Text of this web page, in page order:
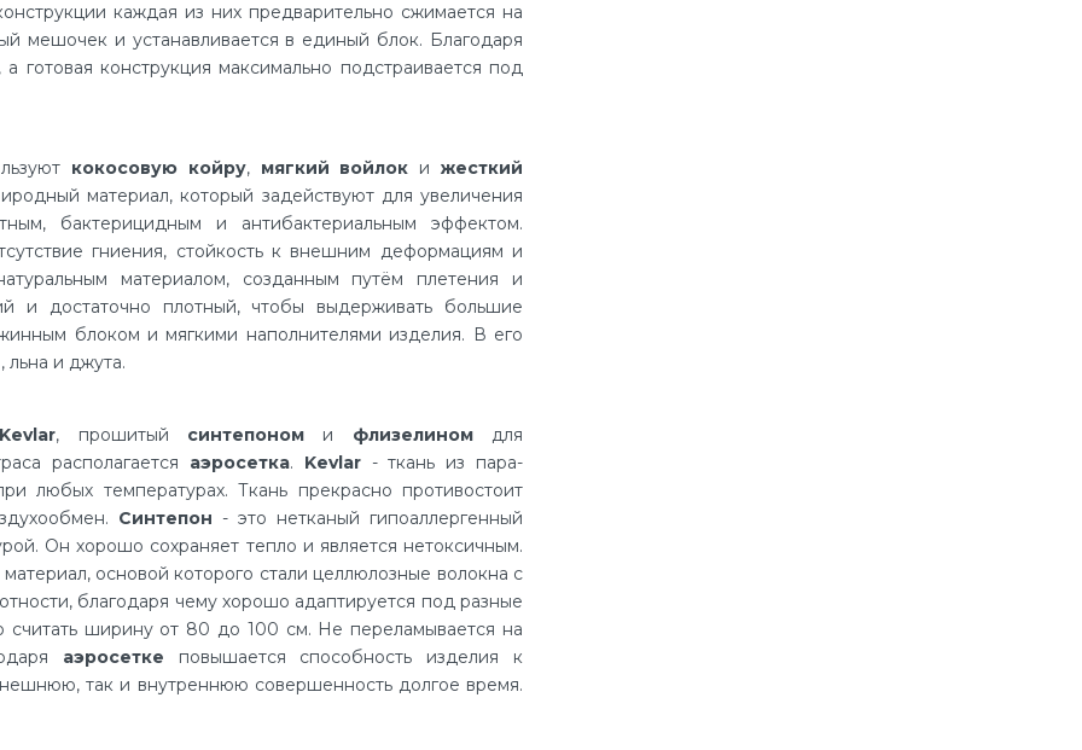
каждая из них предварительно сжимается на
мешочек и устанавливается в единый блок. Благодаря
готовая конструкция максимально подстраивается под
кокосовую койру, мягкий войлок ижесткий
материал, который задействуют для увеличения
бактерицидным и антибактериальным эффектом.
гниения, стойкость к внешним деформациям и
материалом, созданным путём плетения и
и достаточно плотный, чтобы выдерживать большие
блоком и мягкими наполнителями изделия. В его
льна и джута.
, прошитый синтепоном и флизелином для
располагается аэросетка. Kevlar - ткань из пара-
любых температурах. Ткань прекрасно противостоит
Синтепон- это нетканый гипоаллергенный
Он хорошо сохраняет тепло и является нетоксичным.
основой которого стали целлюлозные волокна с
благодаря чему хорошо адаптируется под разные
ширину от 80 до 100 см. Не переламывается на
аэросетке повышается способность изделия к
так и внутреннюю совершенность долгое время.